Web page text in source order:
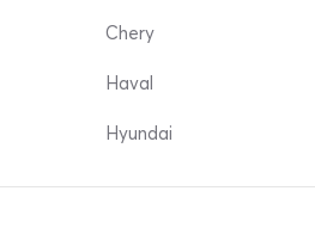
Chery
Haval
Hyundai